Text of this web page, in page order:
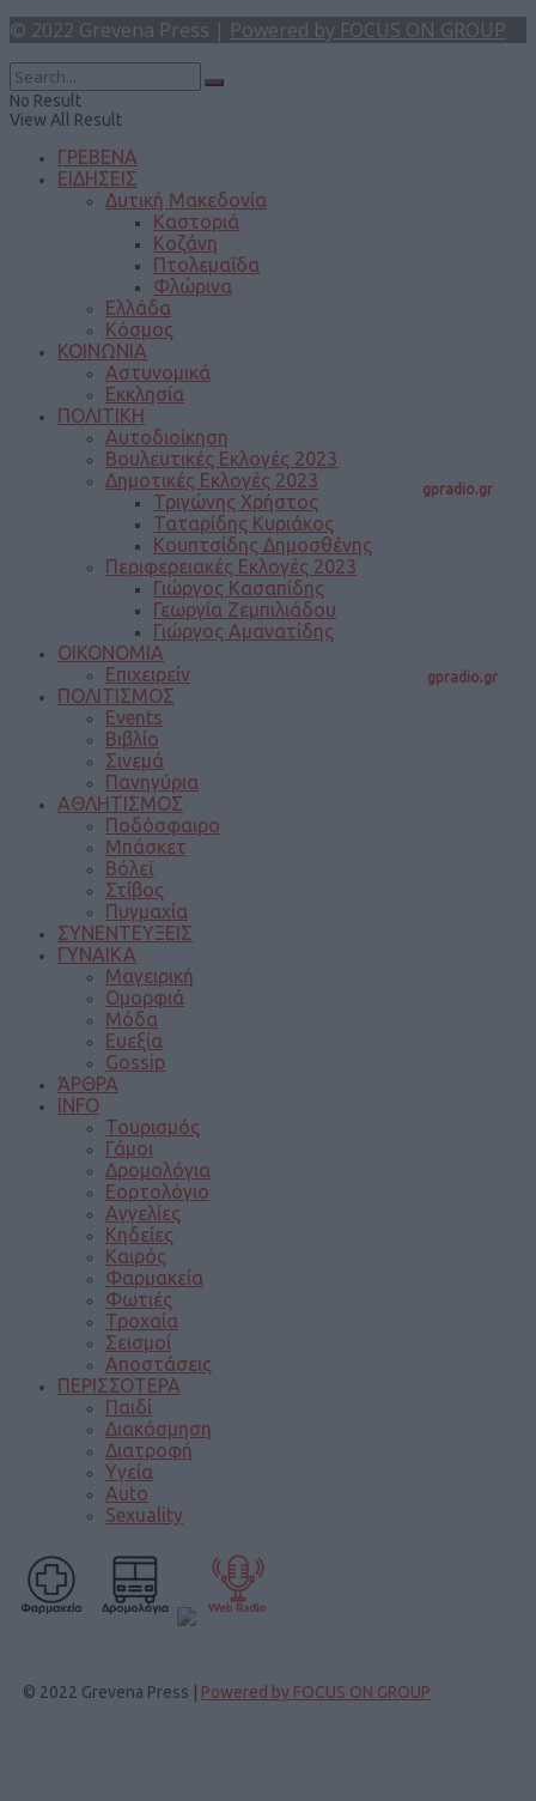
gpradio.gr
© 2022 Grevena Press | Powered by FOCUS ON GROUP
No Result
View All Result
ΓΡΕΒΕΝΑ
ΕΙΔΗΣΕΙΣ
Δυτική Μακεδονία
Καστοριά
Κοζάνη
Πτολεμαΐδα
Φλώρινα
Ελλάδα
Κόσμος
ΚΟΙΝΩΝΙΑ
Αστυνομικά
Εκκλησία
ΠΟΛΙΤΙΚΗ
Αυτοδιοίκηση
Βουλευτικές Εκλογές 2023
Δημοτικές Εκλογές 2023
Τριγώνης Χρήστος
Ταταρίδης Κυριάκος
Κουπτσίδης Δημοσθένης
Περιφερειακές Εκλογές 2023
Γιώργος Κασαπίδης
Γεωργία Ζεμπιλιάδου
Γιώργος Αμανατίδης
ΟΙΚΟΝΟΜΙΑ
Επιχειρείν
ΠΟΛΙΤΙΣΜΟΣ
Events
Βιβλίο
Σινεμά
Πανηγύρια
ΑΘΛΗΤΙΣΜΟΣ
Ποδόσφαιρο
Μπάσκετ
Βόλεϊ
Στίβος
Πυγμαχία
ΣΥΝΕΝΤΕΥΞΕΙΣ
ΓΥΝΑΙΚΑ
Μαγειρική
Ομορφιά
Μόδα
Ευεξία
Gossip
ΆΡΘΡΑ
INFO
Τουρισμός
Γάμοι
Δρομολόγια
Εορτολόγιο
Αγγελίες
Κηδείες
Καιρός
Φαρμακεία
Φωτιές
Τροχαία
Σεισμοί
Αποστάσεις
ΠΕΡΙΣΣΟΤΕΡΑ
Παιδί
Διακόσμηση
Διατροφή
Υγεία
Auto
Sexuality
gpradio.gr
© 2022 Grevena Press | Powered by FOCUS ON GROUP